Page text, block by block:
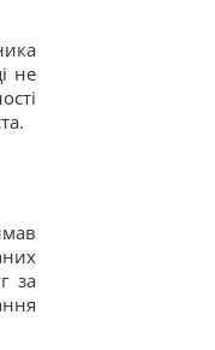
не
за